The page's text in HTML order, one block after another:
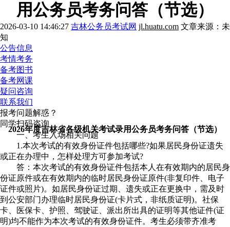
用公务员考务问答（节选）
2026-03-10 14:46:27 吉林公务员考试网 jl.huatu.com 文章来源：未
知
公告信息
考情考务
备考图书
备考网课
疑问咨询
联系我们
报考问题解惑？
同学扫码咨询
2026年度吉林省各级机关考试录用公务员考务问答（节选）
一、考生入场相关问题
1.本次考试的有效身份证件包括哪些?如果居民身份证遗失
或正在办理中，怎样处理方可参加考试?
答：本次考试的有效身份证件包括本人在有效期内的居民身
份证原件或在有效期内的临时居民身份证原件(非复印件、电子
证件或照片)。如居民身份证过期、遗失或正在更换中，需及时
到公安部门办理临时居民身份证(卡片式，非纸质证明)。社保
卡、医保卡、护照、驾驶证、派出所出具的证明等其他证件(证
明)均不能作为本次考试的有效身份证件。考生必须带齐准考